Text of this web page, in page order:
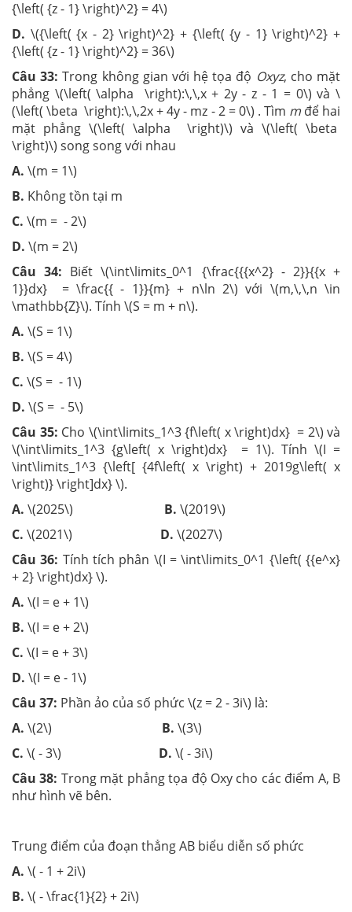
{\left( {z - 1} \right)^2} = 4\)
D. \({\left( {x - 2} \right)^2} + {\left( {y - 1} \right)^2} +
{\left( {z - 1} \right)^2} = 36\)
Câu 33:Trong không gian với hệ tọa độ Oxyz, cho mặt
phẳng \(\left( \alpha \right):\,\,x + 2y - z - 1 = 0\) và \
(\left( \beta \right):\,\,2x + 4y - mz - 2 = 0\) . Tìm m để hai
mặt phẳng \(\left( \alpha \right)\) và \(\left( \beta
\right)\) song song với nhau
A. \(m = 1\)
B. Không tồn tại m
C. \(m = - 2\)
D. \(m = 2\)
Câu 34: Biết \(\int\limits_0^1 {\frac{{{x^2} - 2}}{{x +
1}}dx} = \frac{{ - 1}}{m} + n\ln 2\) với \(m,\,\,n \in
\mathbb{Z}\). Tính \(S = m + n\).
A. \(S = 1\)
B. \(S = 4\)
C. \(S = - 1\)
D. \(S = - 5\)
Câu 35: Cho \(\int\limits_1^3 {f\left( x \right)dx} = 2\) và
\(\int\limits_1^3 {g\left( x \right)dx} = 1\). Tính \(I =
\int\limits_1^3 {\left[ {4f\left( x \right) + 2019g\left( x
\right)} \right]dx} \).
A. \(2025\) B. \(2019\)
C. \(2021\) D. \(2027\)
Câu 36: Tính tích phân \(I = \int\limits_0^1 {\left( {{e^x}
+ 2} \right)dx} \).
A. \(I = e + 1\)
B. \(I = e + 2\)
C. \(I = e + 3\)
D. \(I = e - 1\)
Câu 37: Phần ảo của số phức \(z = 2 - 3i\) là:
A. \(2\) B. \(3\)
C. \( - 3\) D. \( - 3i\)
Câu 38: Trong mặt phẳng tọa độ Oxy cho các điểm A, B
như hình vẽ bên.
Trung điểm của đoạn thẳng AB biểu diễn số phức
A. \( - 1 + 2i\)
B. \( - \frac{1}{2} + 2i\)